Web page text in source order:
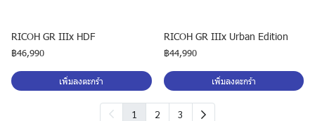
RICOH GR IIIx HDF
฿46,990
เพิ่มลงตะกร้า
RICOH GR IIIx Urban Edition
฿44,990
เพิ่มลงตะกร้า
1 2 3